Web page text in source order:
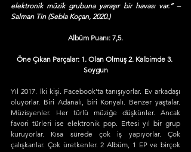
elektronik müzik grubuna yaraşır bir havası var.” –
Salman Tin (Sebla Koçan, 2020.)
Albüm Puanı: 7,5.
Öne Çıkan Parçalar: 1. Olan Olmuş 2. Kalbimde 3.
Soygun
Yıl 2017. İki kişi. Facebook’ta tanışıyorlar. Ev arkadaşı
oluyorlar. Biri Adanalı, biri Konyalı. Benzer yaştalar.
Müzisyenler. Her türlü müziğe düşkünler. Ancak
favori türleri ise elektronik pop. Ertesi yıl bir grup
kuruyorlar. Kısa sürede çok iş yapıyorlar. Çok
çalışkanlar. Çok üretkenler. 2 Albüm, 1 EP ve birçok